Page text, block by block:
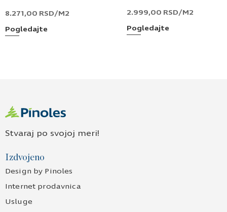
8.271,00 RSD/M2
Pogledajte
2.999,00 RSD/M2
Pogledajte
Stvaraj po svojoj meri!
Izdvojeno
Design by Pinoles
Internet prodavnica
Usluge